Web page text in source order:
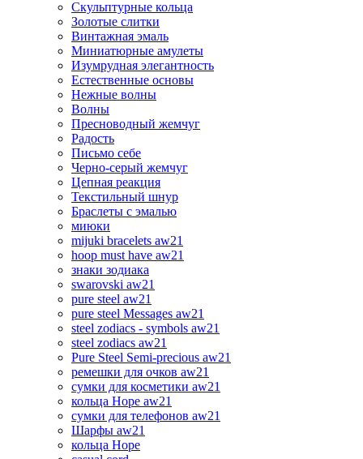
Скульптурные кольца
Золотые слитки
Винтажная эмаль
Миниатюрные амулеты
Изумрудная элегантность
Естественные основы
Нежные волны
Волны
Пресноводный жемчуг
Радость
Письмо себе
Черно-серый жемчуг
Цепная реакция
Текстильный шнур
Браслеты с эмалью
миюки
mijuki bracelets aw21
hoop must have aw21
знаки зодиака
swarovski aw21
pure steel aw21
pure steel Messages aw21
steel zodiacs - symbols aw21
steel zodiacs aw21
Pure Steel Semi-precious aw21
ремешки для очков aw21
сумки для косметики aw21
кольца Hope aw21
сумки для телефонов aw21
Шарфы aw21
кольца Hope